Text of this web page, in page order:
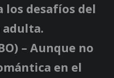
los desafíos del
adulta.
– Aunque no
en el